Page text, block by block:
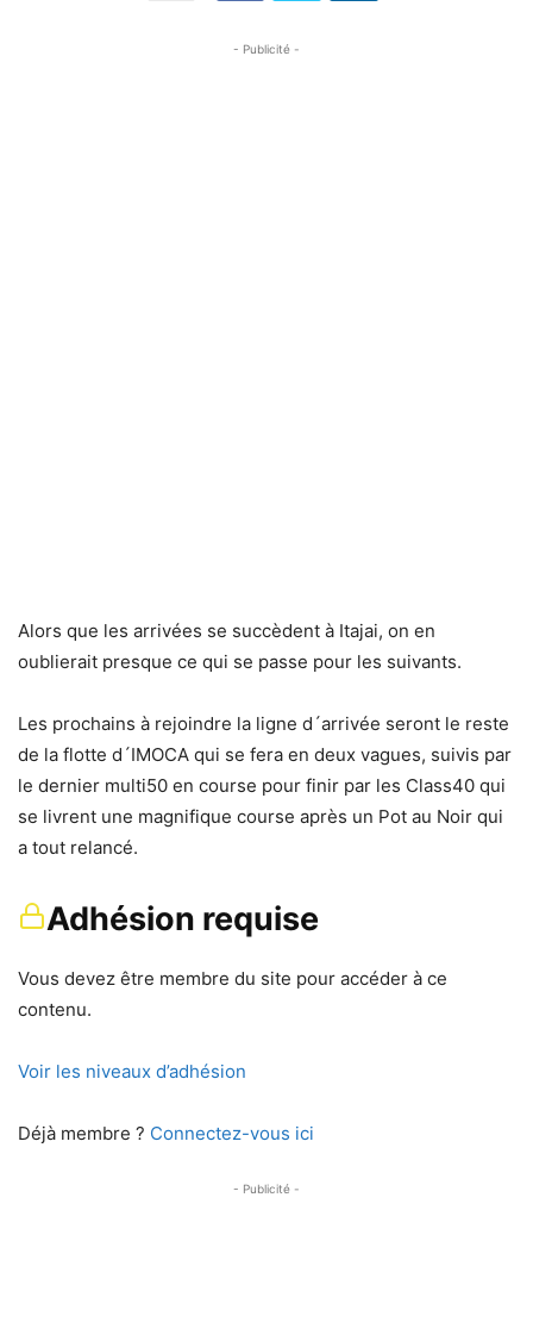
- Publicité -
Alors que les arrivées se succèdent à Itajai, on en
oublierait presque ce qui se passe pour les suivants.
Les prochains à rejoindre la ligne d´arrivée seront le reste
de la flotte d´IMOCA qui se fera en deux vagues, suivis par
le dernier multi50 en course pour finir par les Class40 qui
se livrent une magnifique course après un Pot au Noir qui
a tout relancé.
Adhésion requise
Vous devez être membre du site pour accéder à ce
contenu.
Voir les niveaux d’adhésion
Déjà membre ? Connectez-vous ici
- Publicité -